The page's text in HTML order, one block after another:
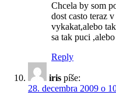
Chcela by som
dost casto teraz
vykakat,alebo
sa tak puci
Reply
iris píše:
28. decembra 2009 o